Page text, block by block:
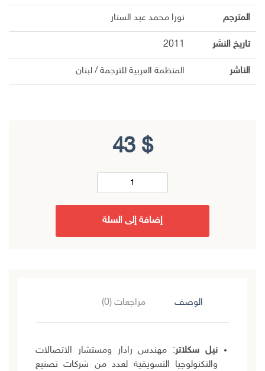
المترجم نورا محمد عبد الستار
تاريخ النشر 2011
الناشر المنظمة العربية للترجمة / لبنان
43 $
إضافة إلى السلة
الوصف مراجعات (0)
نيل سكلاتر: مهندس رادار ومستشار الاتصالات
والتكنولوجيا التسويقية لعدد من شركات تصنيع